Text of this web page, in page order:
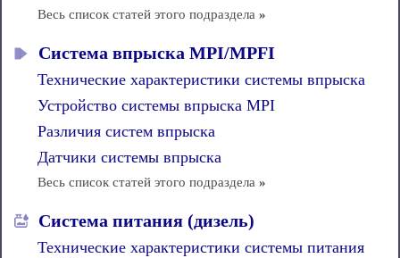
Весь список статей этого подраздела »
Система впрыска MPI/MPFI
Технические характеристики системы впрыска
Устройство системы впрыска MPI
Различия систем впрыска
Датчики системы впрыска
Весь список статей этого подраздела »
Система питания (дизель)
Технические характеристики системы питания